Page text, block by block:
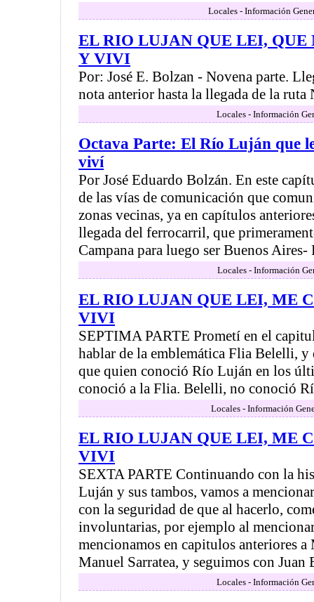
Locales - Información
EL RIO LUJAN QUE LEI, QUE
Y VIVI
Por: José E. Bolzan - Novena parte.
nota anterior hasta la llegada de la ruta
Locales - Información
Octava Parte: El Río Luján que
viví
Por José Eduardo Bolzán. En este
de las vías de comunicación que
zonas vecinas, ya en capítulos
llegada del ferrocarril, que
Campana para luego ser Buenos Aires-
Locales - Información
EL RIO LUJAN QUE LEI, ME
VIVI
SEPTIMA PARTE Prometí en el
hablar de la emblemática Flia Belelli,
que quien conoció Río Luján en los
conoció a la Flia. Belelli, no conoció
Locales - Información
EL RIO LUJAN QUE LEI, ME
VIVI
SEXTA PARTE Continuando con la
Luján y sus tambos, vamos a
con la seguridad de que al hacerlo,
involuntarias, por ejemplo al
mencionamos en capitulos anteriores a
Manuel Sarratea, y seguimos con Juan
Locales - Información